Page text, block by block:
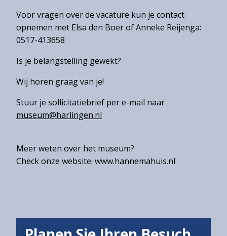
Voor vragen over de vacature kun je contact
opnemen met Elsa den Boer of Anneke Reijenga:
0517-413658
Is je belangstelling gewekt?
Wij horen graag van je!
Stuur je sollicitatiebrief per e-mail naar
museum@harlingen.nl
Meer weten over het museum?
Check onze website: www.hannemahuis.nl